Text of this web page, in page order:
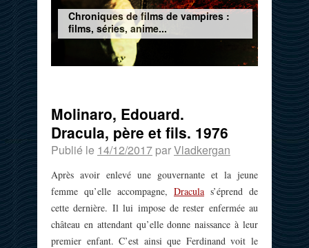
Chroniques de films de vampires :
films, séries, anime...
Molinaro, Edouard.
Dracula, père et fils. 1976
Publié le 14/12/2017 parVladkergan
Après avoir enlevé une gouvernante et la jeune
femme qu’elle accompagne, Dracula s’éprend de
cette dernière. Il lui impose de rester enfermée au
château en attendant qu’elle donne naissance à leur
premier enfant. C’est ainsi que Ferdinand voit le